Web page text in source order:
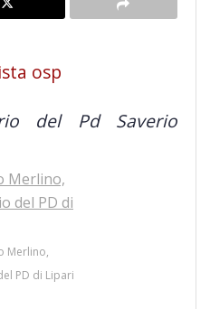
del Pd Saverio
Merlino,
PD di Lipari